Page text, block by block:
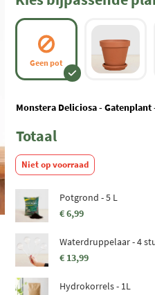
Geen pot
Monstera Deliciosa -
Totaal
Niet op voorraad
Potgrond - 5 L
€ 6,99
Waterdruppelaar - 4
€ 13,99
Hydrokorrels - 1L